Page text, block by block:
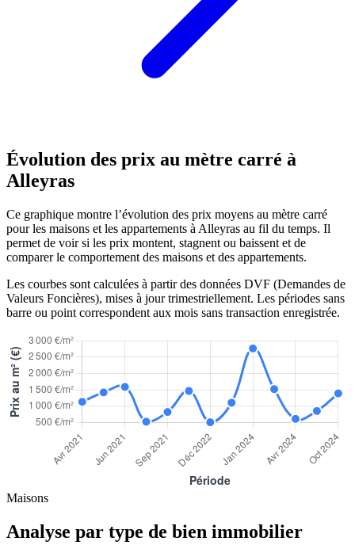
Évolution des prix au mètre carré à
Alleyras
Ce graphique montre l’évolution des prix moyens au mètre carré
pour les maisons et les appartements à Alleyras au fil du temps. Il
permet de voir si les prix montent, stagnent ou baissent et de
comparer le comportement des maisons et des appartements.
Les courbes sont calculées à partir des données DVF (Demandes de
Valeurs Foncières), mises à jour trimestriellement. Les périodes sans
barre ou point correspondent aux mois sans transaction enregistrée.
Maisons
Analyse par type de bien immobilier